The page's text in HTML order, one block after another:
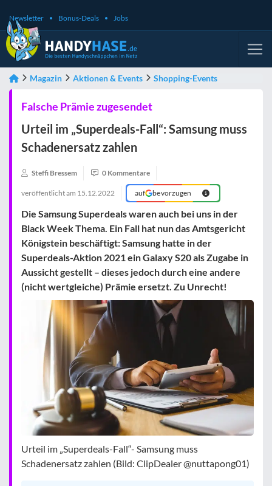
Newsletter Bonus-Deals Jobs
Magazin Aktionen & Events Shopping-Events
Falsche Prämie zugesendet
Urteil im „Superdeals-Fall“: Samsung muss
Schadenersatz zahlen
Steffi Bressem 0 Kommentare
veröffentlicht am 15.12.2022 auf bevorzugen
Die Samsung Superdeals waren auch bei uns in der
Black Week Thema. Ein Fall hat nun das Amtsgericht
Königstein beschäftigt: Samsung hatte in der
Superdeals-Aktion 2021 ein Galaxy S20 als Zugabe in
Aussicht gestellt – dieses jedoch durch eine andere
(nicht wertgleiche) Prämie ersetzt. Zu Unrecht!
Urteil im „Superdeals-Fall“- Samsung muss
Schadenersatz zahlen (Bild: ClipDealer @nuttapong01)